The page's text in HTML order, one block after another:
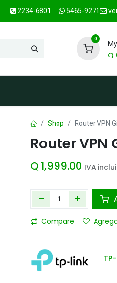
2234-6801 5465-9271
0
Q
Shop Router VPN
Router VPN
Q 1,999.00 IVA
Compare
TP-